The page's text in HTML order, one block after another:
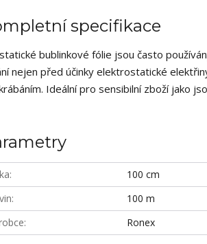
specifikace
bublinkové fólie jsou často
nejen před účinky elektrostatické
Ideální pro sensibilní zboží jako
100 cm
100 m
Ronex